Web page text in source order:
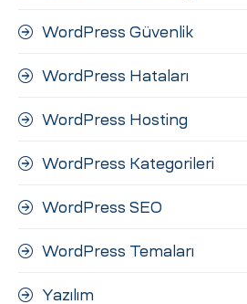
WordPress Güvenlik
WordPress Hataları
WordPress Hosting
WordPress Kategorileri
WordPress SEO
WordPress Temaları
Yazılım